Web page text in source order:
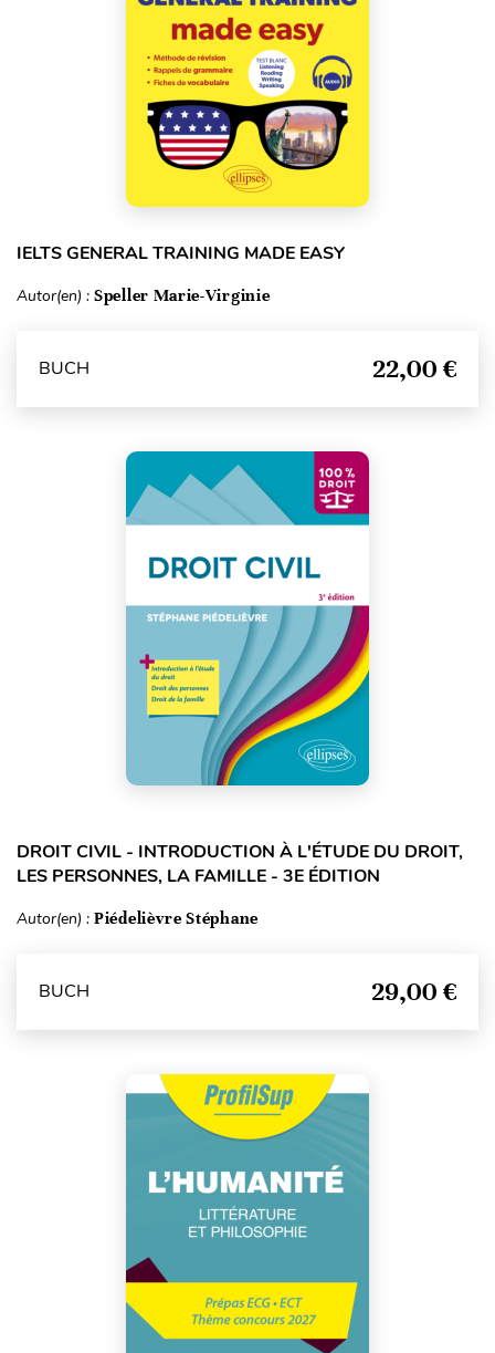
IELTS GENERAL TRAINING MADE EASY
Autor(en) : Speller Marie-Virginie
BUCH 22,00 €
DROIT CIVIL - INTRODUCTION À L'ÉTUDE DU DROIT,
LES PERSONNES, LA FAMILLE - 3E ÉDITION
Autor(en) : Piédelièvre Stéphane
BUCH 29,00 €